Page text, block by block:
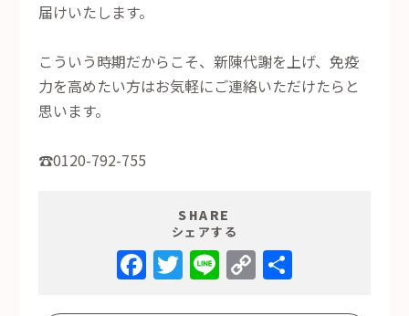
届けいたします。
こういう時期だからこそ、新陳代謝を上げ、免疫
力を高めたい方はお気軽にご連絡いただけたらと
思います。
☎︎0120-792-755
SHARE
シェアする
Facebook
Twitter
LineCopy
Link